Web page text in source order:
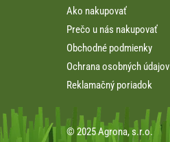
Ako nakupovať
Prečo u nás nakupovať
Obchodné podmienky
Ochrana osobných údajov
Reklamačný poriadok
© 2025 Agrona, s.r.o.